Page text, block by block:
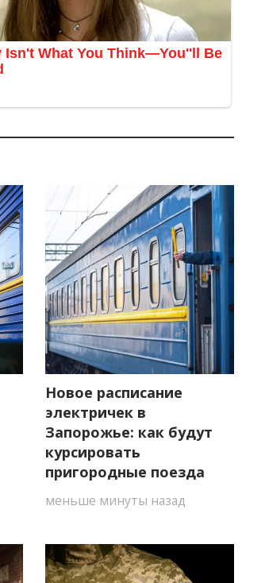
Новое расписание
электричек в
Запорожье: как будут
курсировать
пригородные поезда
меньше минуты назад